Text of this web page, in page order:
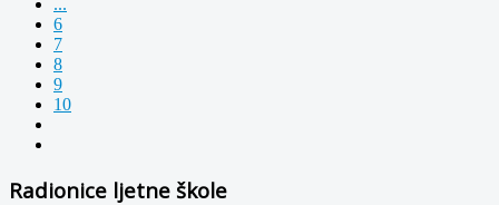
...
6
7
8
9
10
Radionice ljetne škole